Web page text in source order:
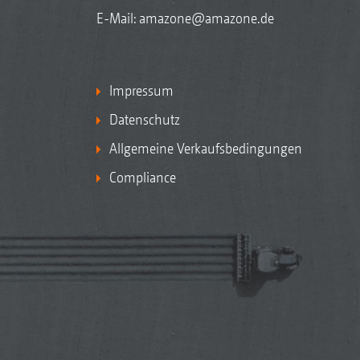
E-Mail: amazone@amazone.de
Impressum
Datenschutz
Allgemeine Verkaufsbedingungen
Compliance